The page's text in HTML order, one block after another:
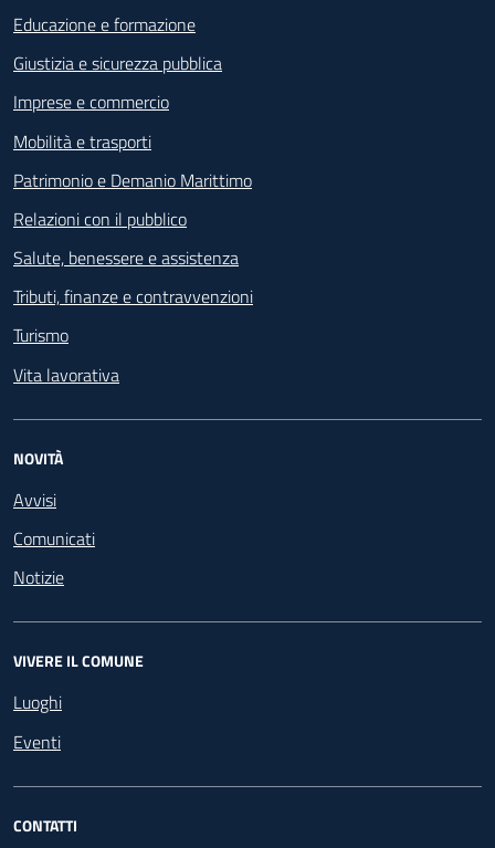
Educazione e formazione
Giustizia e sicurezza pubblica
Imprese e commercio
Mobilità e trasporti
Patrimonio e Demanio Marittimo
Relazioni con il pubblico
Salute, benessere e assistenza
Tributi, finanze e contravvenzioni
Turismo
Vita lavorativa
NOVITÀ
Avvisi
Comunicati
Notizie
VIVERE IL COMUNE
Luoghi
Eventi
CONTATTI